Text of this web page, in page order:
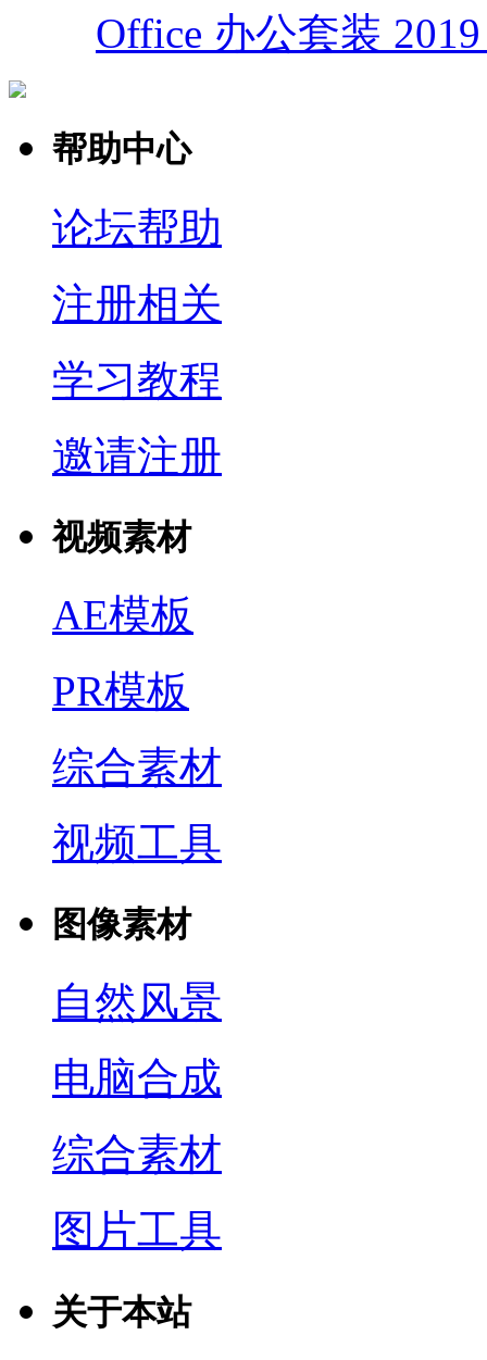
Office 办公套装
帮助中心
论坛帮助
注册相关
学习教程
邀请注册
视频素材
AE模板
PR模板
综合素材
视频工具
图像素材
自然风景
电脑合成
综合素材
图片工具
关于本站